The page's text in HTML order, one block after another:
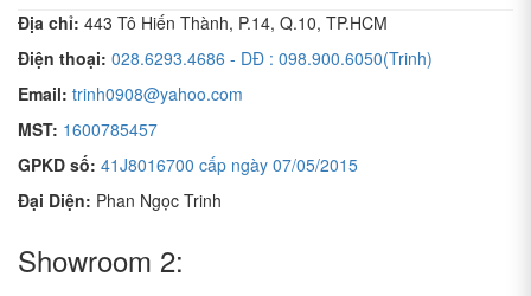
Địa chỉ: 443 Tô Hiến Thành, P.14, Q.10, TP.HCM
Điện thoại: 028.6293.4686 - DĐ : 098.900.6050(Trinh)
Email: trinh0908@yahoo.com
MST: 1600785457
GPKD số: 41J8016700 cấp ngày 07/05/2015
Đại Diện: Phan Ngọc Trinh
Showroom 2: